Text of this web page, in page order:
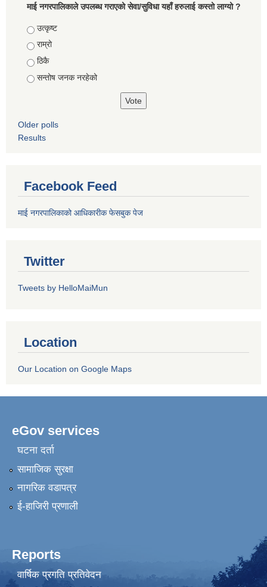
माई नगरपालिकाले उपलब्ध गराएको सेवा/सुविधा यहाँ हरुलाई कस्तो लाग्यो ?
Choices
उत्कृष्ट
राम्रो
ठिकै
सन्तोष जनक नरहेको
Older polls
Results
Facebook Feed
माई नगरपालिकाको आधिकारीक फेसबुक पेज
Twitter
Tweets by HelloMaiMun
Location
Our Location on Google Maps
eGov services
घटना दर्ता
सामाजिक सुरक्षा
नागरिक वडापत्र
ई-हाजिरी प्रणाली
Reports
वार्षिक प्रगति प्रतिवेदन